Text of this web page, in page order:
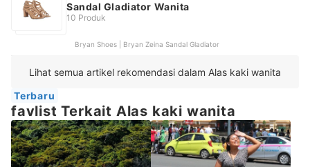
Sandal Gladiator Wanita
10 Produk
Bryan Shoes | Bryan Zeina Sandal Gladiator
Lihat semua artikel rekomendasi dalam Alas kaki wanita
Terbaru
favlist Terkait Alas kaki wanita